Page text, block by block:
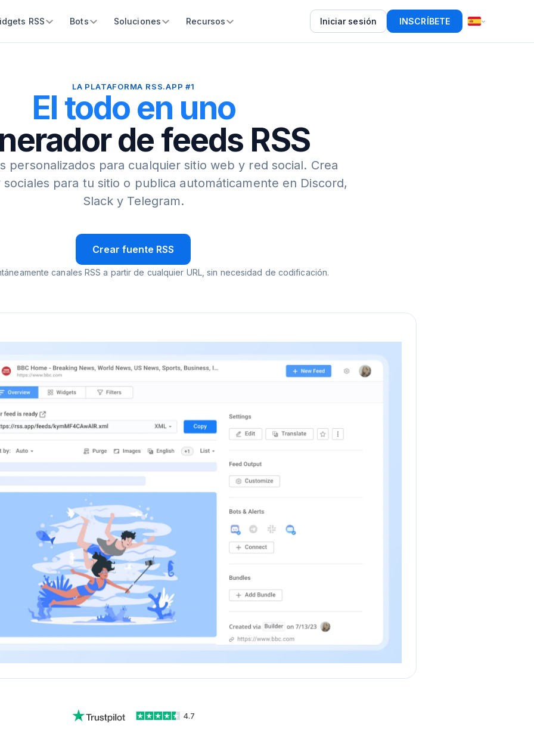
RSS Bots Soluciones Recursos Iniciar sesión INSCRÍBETE
LA PLATAFORMA RSS.APP #1
El todo en uno
de feeds RSS
personalizados para cualquier sitio web y red social. Crea
sociales para tu sitio o publica automáticamente en Discord,
Slack y Telegram.
Crear fuente RSS
canales RSS a partir de cualquier URL, sin necesidad de codificación.
4.7